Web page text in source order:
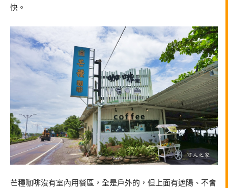
快。
芒種咖啡沒有室內用餐區，全是戶外的，但上面有遮陽、不會